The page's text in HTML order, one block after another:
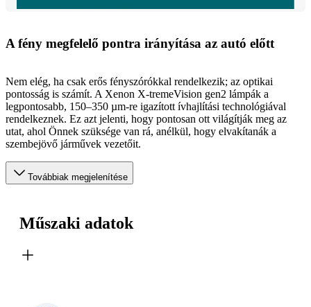
A fény megfelelő pontra irányítása az autó előtt
Nem elég, ha csak erős fényszórókkal rendelkezik; az optikai
pontosság is számít. A Xenon X-tremeVision gen2 lámpák a
legpontosabb, 150–350 µm-re igazított ívhajlítási technológiával
rendelkeznek. Ez azt jelenti, hogy pontosan ott világítják meg az
utat, ahol Önnek szüksége van rá, anélkül, hogy elvakítanák a
szembejövő járművek vezetőit.
Továbbiak megjelenítése
Műszaki adatok